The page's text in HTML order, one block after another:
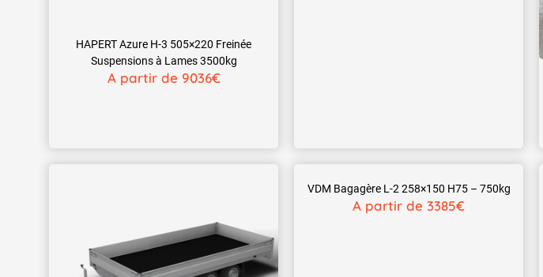
HAPERT Azure H-3 505×220 Freinée
Suspensions à Lames 3500kg
A partir de 9036€
VDM Bagagère L-2 258×150 H75 – 750kg
A partir de 3385€